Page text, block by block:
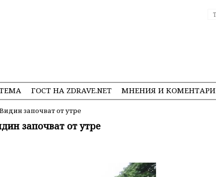
ГОСТ НА ZDRAVE.NET МНЕНИЯ И КОМЕНТАРИ
започват от утре
започват от утре